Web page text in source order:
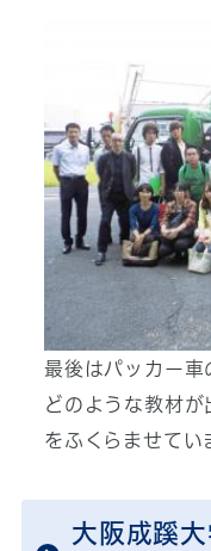
最後はパッカー車
どのような教材
をふくらませてい
大阪成蹊